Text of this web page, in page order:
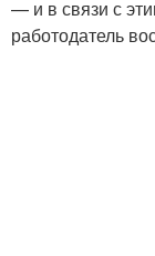
— и в связи с
работодатель